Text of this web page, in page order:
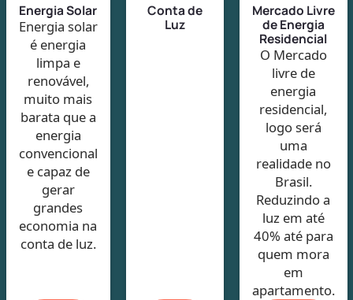
Energia Solar
Energia solar
é energia
limpa e
renovável,
muito mais
barata que a
energia
convencional
e capaz de
gerar
grandes
economia na
conta de luz.
Conta de
Luz
Mercado Livre
de Energia
Residencial
O Mercado
livre de
energia
residencial,
logo será
uma
realidade no
Brasil.
Reduzindo a
luz em até
40% até para
quem mora
em
apartamento.